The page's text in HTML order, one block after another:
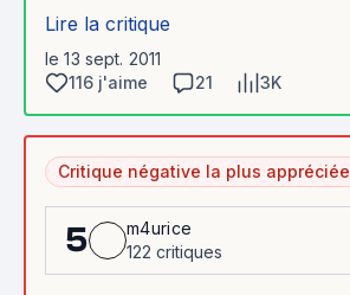
Lire la critique
le 13 sept. 2011
116 j'aime
21 3K
Critique négative la plus appréciée
5
m4urice
122 critiques